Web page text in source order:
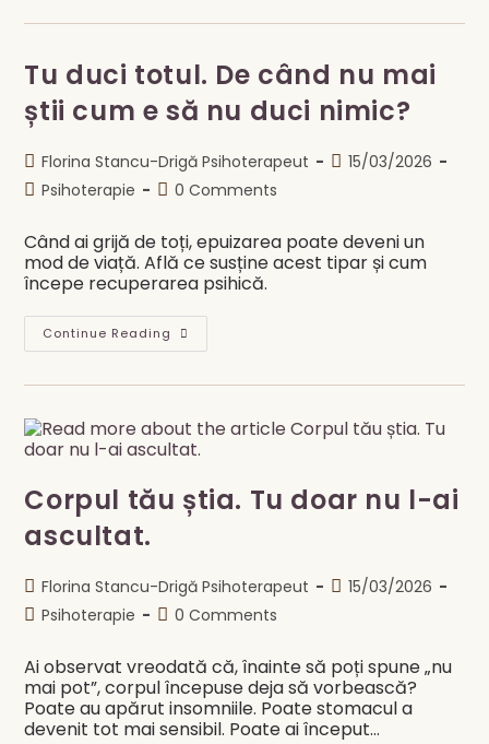
Dormi
Mintea
Nu
Se
Oprește?
Ruminația,
Și
Somnul
Tu duci totul. De când nu mai
știi cum e să nu duci nimic?
Post
author:
Florina Stancu-Drigă Psihoterapeut
Post15/03/2026
PostPsihoterapie
Post0 Comments
Când ai grijă de toți, epuizarea poate deveni un
mod de viață. Află ce susține acest tipar și cum
începe recuperarea psihică.
Continue Reading Tu
Duci
De
Mai
Știi
Cum
Nu
Duci
Corpul tău știa. Tu doar nu l-ai
ascultat.
Post
author:
Florina Stancu-Drigă Psihoterapeut
Post15/03/2026
PostPsihoterapie
Post0 Comments
Ai observat vreodată că, înainte să poți spune „nu
mai pot”, corpul începuse deja să vorbească?
Poate au apărut insomniile. Poate stomacul a
devenit tot mai sensibil. Poate ai început…